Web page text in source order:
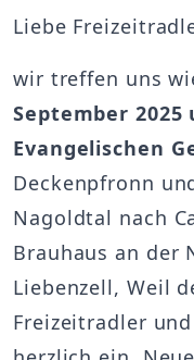
Liebe
wir treffen uns
September 2025
Evangelischen
Deckenpfronn
Nagoldtal nach
Brauhaus an der
Liebenzell, Weil
Freizeitradler